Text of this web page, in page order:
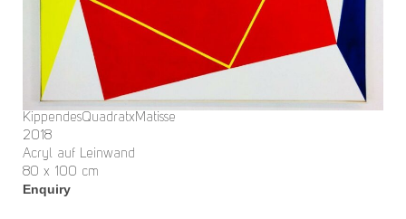
KippendesQuadratxMatisse
2018
Acryl auf Leinwand
80 x 100 cm
Enquiry